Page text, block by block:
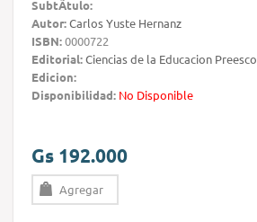
SubtÃ­tulo:
Autor:Carlos Yuste Hernanz
ISBN:0000722
Editorial:Ciencias de la Educacion Preesco
Edicion:
Disponibilidad: No Disponible
Gs 192.000
Agregar